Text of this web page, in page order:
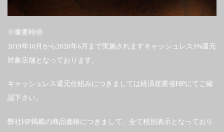
※重要時頃
2019年10月から2020年6月まで実施されますキャッシュレス5%還元
対象店舗となっております。
キャッシュレス還元仕組みにつきましては経済産業省HPにてご確
認下さい。
弊社HP掲載の商品価格につきまして、全て税別表示となっており